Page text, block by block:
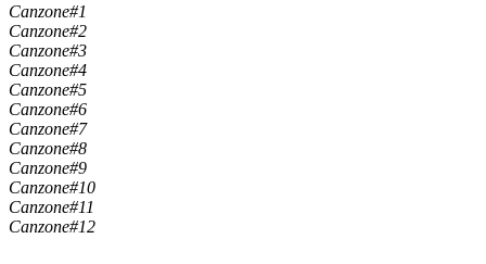
Canzone#1
Canzone#2
Canzone#3
Canzone#4
Canzone#5
Canzone#6
Canzone#7
Canzone#8
Canzone#9
Canzone#10
Canzone#11
Canzone#12